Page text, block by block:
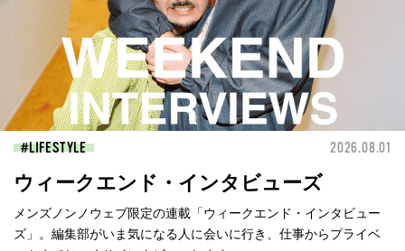
LIFESTYLE 2026.08.01
ウィークエンド・インタビューズ
メンズノンノウェブ限定の連載「ウィークエンド・インタビュー
ズ」。編集部がいま気になる人に会いに行き、仕事からプライベ